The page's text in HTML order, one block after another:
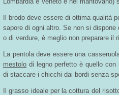
Il brodo deve essere di ottima qualità
sapore di ogni altro. Se non si
o di verdure, è meglio non preparare il
La pentola deve essere una
mestolo di legno perfetto è quello
di staccare i chicchi dai bordi senza
Il grasso ideale per la cottura del